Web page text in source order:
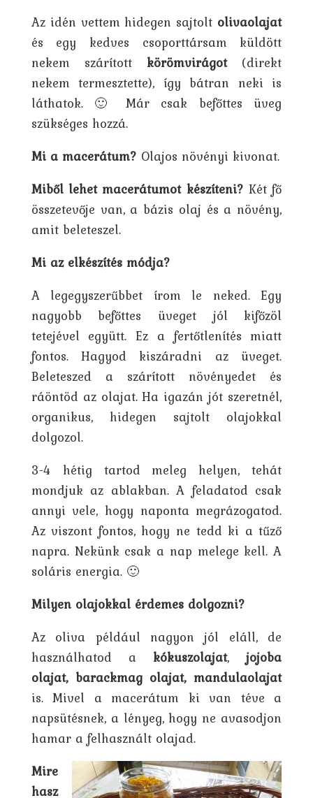
Az idén vettem hidegen sajtolt olivaolajat
és egy kedves csoporttársam küldött
nekem szárított körömvirágot(direkt
nekem termesztette), így bátran neki is
láthatok. 🙂 Már csak befőttes üveg
szükséges hozzá.
Mi a macerátum? Olajos növényi kivonat.
Miből lehet macerátumot készíteni? Két fő
összetevője van, a bázis olaj és a növény,
amit beleteszel.
Mi az elkészítés módja?
A legegyszerűbbet írom le neked. Egy
nagyobb befőttes üveget jól kifőzöl
tetejével együtt. Ez a fertőtlenítés miatt
fontos. Hagyod kiszáradni az üveget.
Beleteszed a szárított növényedet és
ráöntöd az olajat. Ha igazán jót szeretnél,
organikus, hidegen sajtolt olajokkal
dolgozol.
3-4 hétig tartod meleg helyen, tehát
mondjuk az ablakban. A feladatod csak
annyi vele, hogy naponta megrázogatod.
Az viszont fontos, hogy ne tedd ki a tűző
napra. Nekünk csak a nap melege kell. A
soláris energia. 🙂
Milyen olajokkal érdemes dolgozni?
Az oliva például nagyon jól eláll, de
használhatod a kókuszolajat,jojoba
olajat, barackmag olajat, mandulaolajat
is. Mivel a macerátum ki van téve a
napsütésnek, a lényeg, hogy ne avasodjon
hamar a felhasznált olajad.
Mire
hasz